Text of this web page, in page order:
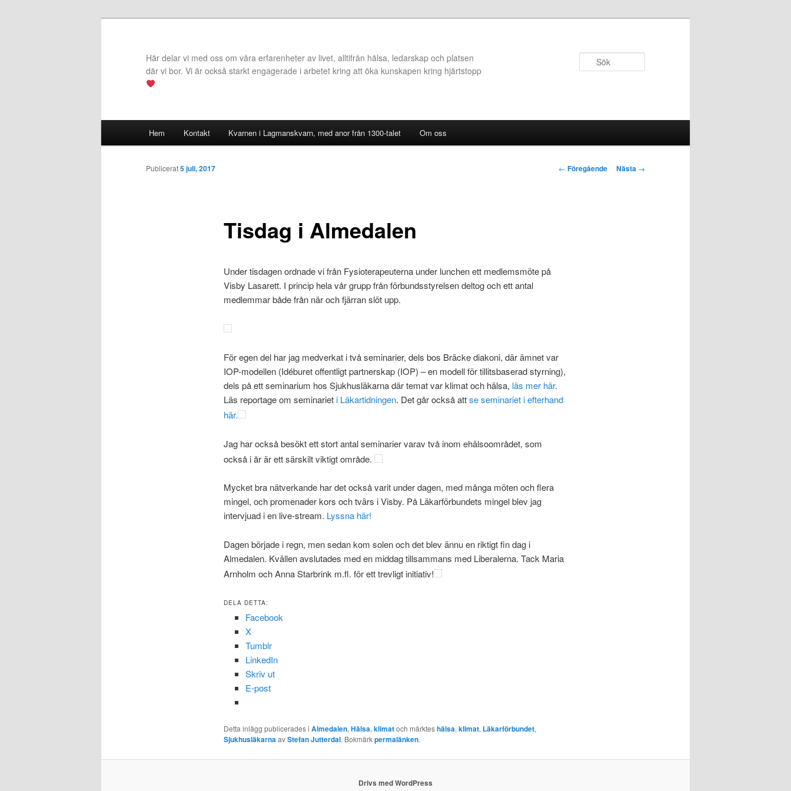
Här delar vi med oss om våra erfarenheter av livet, alltifrån hälsa, ledarskap och platsen
där vi bor. Vi är också starkt engagerade i arbetet kring att öka kunskapen kring hjärtstopp
Hem Kontakt Kvarnen i Lagmanskvarn, med anor från 1300-talet Om oss
Inläggsnavigering
← Föregående Nästa →
Tisdag i Almedalen
Publicerat5 juli, 2017
Under tisdagen ordnade vi från Fysioterapeuterna under lunchen ett medlemsmöte på
Visby Lasarett. I princip hela vår grupp från förbundsstyrelsen deltog och ett antal
medlemmar både från när och fjärran slöt upp.
För egen del har jag medverkat i två seminarier, dels bos Bräcke diakoni, där ämnet var
IOP-modellen (Idéburet offentligt partnerskap (IOP) – en modell för tillitsbaserad styrning),
dels på ett seminarium hos Sjukhusläkarna där temat var klimat och hälsa, läs mer här.
Läs reportage om seminarieti Läkartidningen. Det går också attse seminariet i efterhand
här.
Jag har också besökt ett stort antal seminarier varav två inom ehälsoområdet, som
också i år är ett särskilt viktigt område.
Mycket bra nätverkande har det också varit under dagen, med många möten och flera
mingel, och promenader kors och tvärs i Visby. På Läkarförbundets mingel blev jag
intervjuad i en live-stream. Lyssna här!
Dagen började i regn, men sedan kom solen och det blev ännu en riktigt fin dag i
Almedalen. Kvällen avslutades med en middag tillsammans med Liberalerna. Tack Maria
Arnholm och Anna Starbrink m.fl. för ett trevligt initiativ!
DELA DETTA:
Facebook
X
Tumblr
LinkedIn
Skriv ut
E-post
Detta inlägg publicerades i Almedalen, Hälsa, klimatoch märkteshälsa, klimat, Läkarförbundet,
SjukhusläkarnaavStefan Jutterdal. Bokmärkpermalänken.
Drivs med WordPress